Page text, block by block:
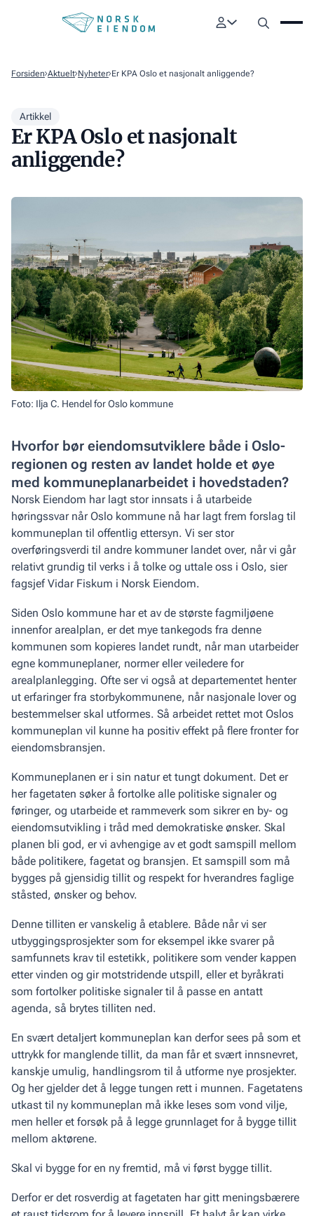
Forsiden Aktuelt Nyheter Er KPA Oslo et nasjonalt anliggende?
Artikkel
Er KPA Oslo et nasjonalt
anliggende?
Foto: Ilja C. Hendel for Oslo kommune
Hvorfor bør eiendomsutviklere både i Oslo-
regionen og resten av landet holde et øye
med kommuneplanarbeidet i hovedstaden?
Norsk Eiendom har lagt stor innsats i å utarbeide
høringssvar når Oslo kommune nå har lagt frem forslag til
kommuneplan til offentlig ettersyn. Vi ser stor
overføringsverdi til andre kommuner landet over, når vi går
relativt grundig til verks i å tolke og uttale oss i Oslo, sier
fagsjef Vidar Fiskum i Norsk Eiendom.
Siden Oslo kommune har et av de største fagmiljøene
innenfor arealplan, er det mye tankegods fra denne
kommunen som kopieres landet rundt, når man utarbeider
egne kommuneplaner, normer eller veiledere for
arealplanlegging. Ofte ser vi også at departementet henter
ut erfaringer fra storbykommunene, når nasjonale lover og
bestemmelser skal utformes. Så arbeidet rettet mot Oslos
kommuneplan vil kunne ha positiv effekt på flere fronter for
eiendomsbransjen.
Kommuneplanen er i sin natur et tungt dokument. Det er
her fagetaten søker å fortolke alle politiske signaler og
føringer, og utarbeide et rammeverk som sikrer en by- og
eiendomsutvikling i tråd med demokratiske ønsker. Skal
planen bli god, er vi avhengige av et godt samspill mellom
både politikere, fagetat og bransjen. Et samspill som må
bygges på gjensidig tillit og respekt for hverandres faglige
ståsted, ønsker og behov.
Denne tilliten er vanskelig å etablere. Både når vi ser
utbyggingsprosjekter som for eksempel ikke svarer på
samfunnets krav til estetikk, politikere som vender kappen
etter vinden og gir motstridende utspill, eller et byråkrati
som fortolker politiske signaler til å passe en antatt
agenda, så brytes tilliten ned.
En svært detaljert kommuneplan kan derfor sees på som et
uttrykk for manglende tillit, da man får et svært innsnevret,
kanskje umulig, handlingsrom til å utforme nye prosjekter.
Og her gjelder det å legge tungen rett i munnen. Fagetatens
utkast til ny kommuneplan må ikke leses som vond vilje,
men heller et forsøk på å legge grunnlaget for å bygge tillit
mellom aktørene.
Skal vi bygge for en ny fremtid, må vi først bygge tillit.
Derfor er det rosverdig at fagetaten har gitt meningsbærere